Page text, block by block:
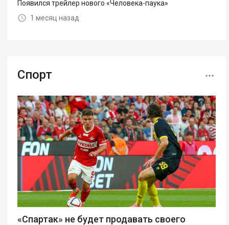
Появился трейлер нового «Человека-паука»
1 месяц назад
Спорт
«Спартак» не будет продавать своего